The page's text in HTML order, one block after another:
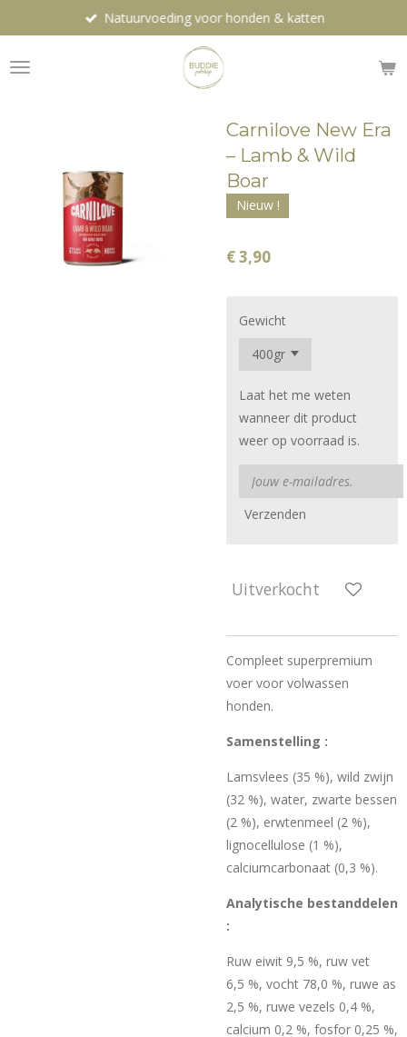
naar
Natuurvoeding voor honden & katten
Carnilove New Era
– Lamb & Wild
Boar
Nieuw !
€ 3,90
Gewicht
Laat het me weten
wanneer dit product
weer op voorraad is.
Verzenden
Uitverkocht
Compleet superpremium
voer voor volwassen
honden.
Samenstelling :
Lamsvlees (35 %), wild zwijn
(32 %), water, zwarte bessen
(2 %), erwtenmeel (2 %),
lignocellulose (1 %),
calciumcarbonaat (0,3 %).
Analytische bestanddelen
:
Ruw eiwit 9,5 %, ruw vet
6,5 %, vocht 78,0 %, ruwe as
2,5 %, ruwe vezels 0,4 %,
calcium 0,2 %, fosfor 0,25 %,